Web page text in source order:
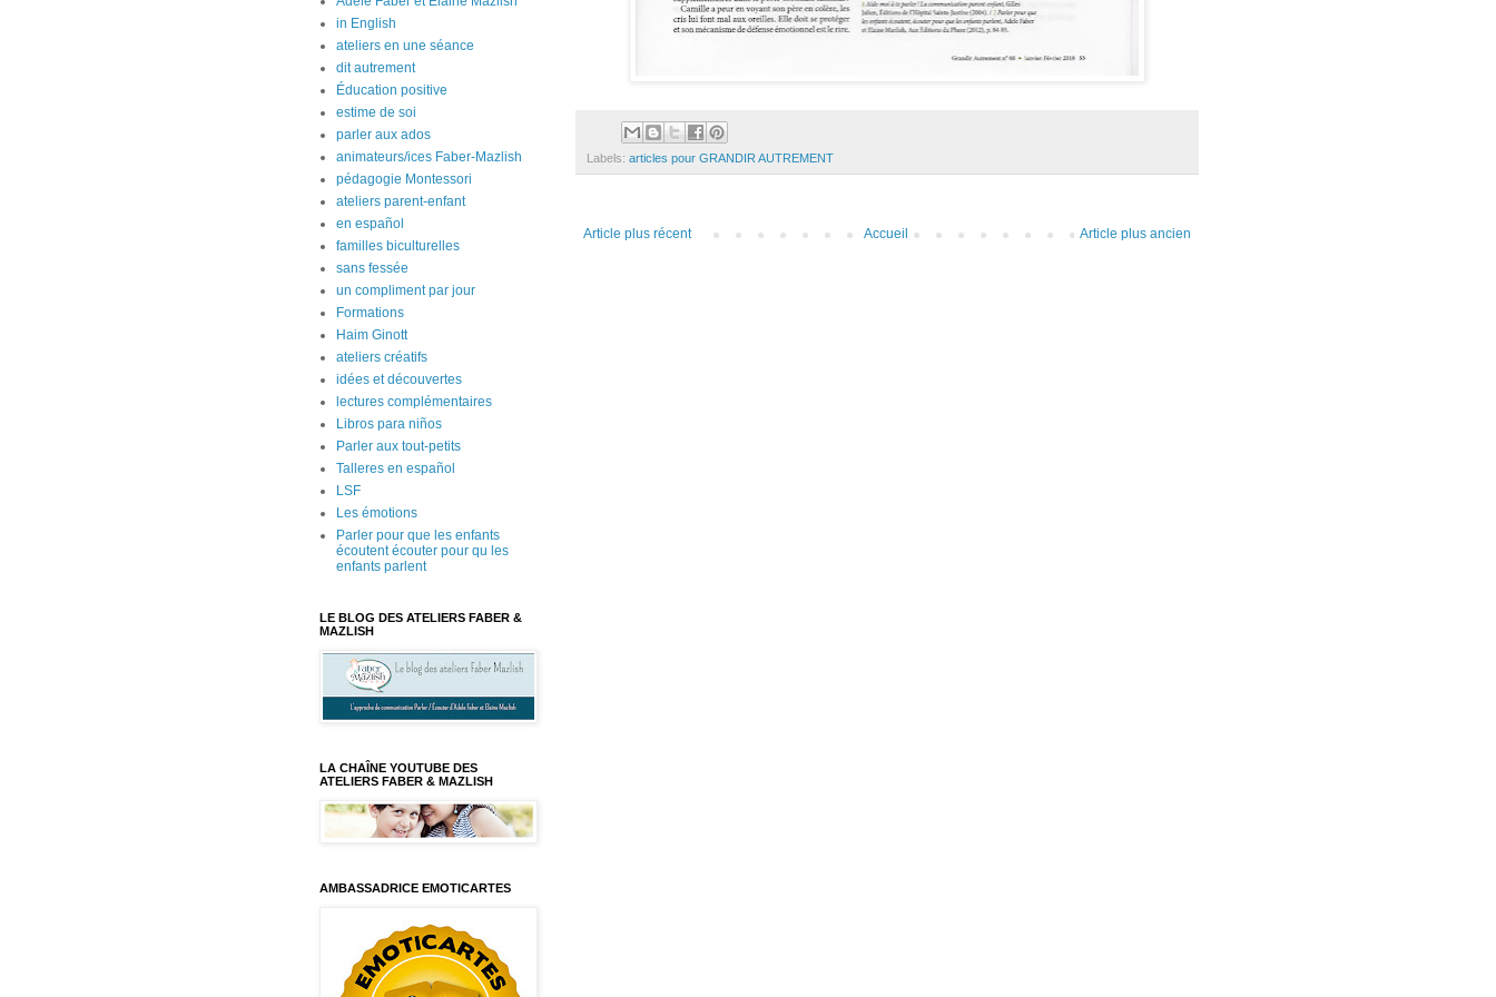
Labels: articles pour GRANDIR AUTREMENT
Article plus récent Article plus ancien
Accueil
in English
ateliers en une séance
dit autrement
Éducation positive
estime de soi
parler aux ados
animateurs/ices Faber-Mazlish
pédagogie Montessori
ateliers parent-enfant
en español
familles biculturelles
sans fessée
un compliment par jour
Formations
Haim Ginott
ateliers créatifs
idées et découvertes
lectures complémentaires
Libros para niños
Parler aux tout-petits
Talleres en español
LSF
Les émotions
Parler pour que les enfants
écoutent écouter pour qu les
enfants parlent
LE BLOG DES ATELIERS FABER &
MAZLISH
LA CHAÎNE YOUTUBE DES
ATELIERS FABER & MAZLISH
AMBASSADRICE EMOTICARTES